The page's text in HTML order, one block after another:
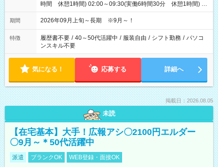
時間 休憩1時間) 02:00～09:30(実働6時間30分 休憩1時間) ※
日勤は就業時間1/夜勤は就業時間2.3を連続で行って頂きます
期間 2026年09月上旬～長期 ※9月～！
特徴 履歴書不要 / 40～50代活躍中 / 服装自由 / シフト勤務 / パソコ
ンスキル不要
気になる！ 応募する 詳細へ
掲載日：2026.08.05
未読
【在宅基本】大手！広報アシ〇2100円エルダー
〇9月～＊50代活躍中
派遣 ブランクOK WEB登録・面接OK